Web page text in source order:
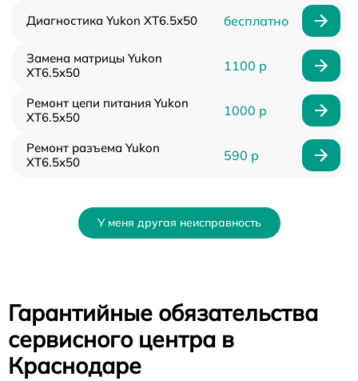
Диагностика Yukon XT6.5x50 бесплатно
Замена матрицы Yukon
XT6.5x50
1100 р
Ремонт цепи питания Yukon
XT6.5x50
1000 р
Ремонт разъема Yukon
XT6.5x50
590 р
У меня другая неисправность
Гарантийные обязательства
сервисного центра в
Краснодаре